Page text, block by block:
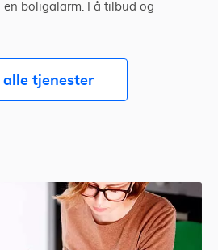
en boligalarm. Få tilbud og
alle tjenester